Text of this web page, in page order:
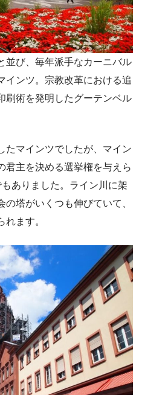
並び、毎年派手なカーニバル
インツ。宗教改革における追
刷術を発明したグーテンベル
たマインツでしたが、マイン
君主を決める選挙権を与えら
ありました。ライン川に架
塔がいくつも伸びていて、
ます。